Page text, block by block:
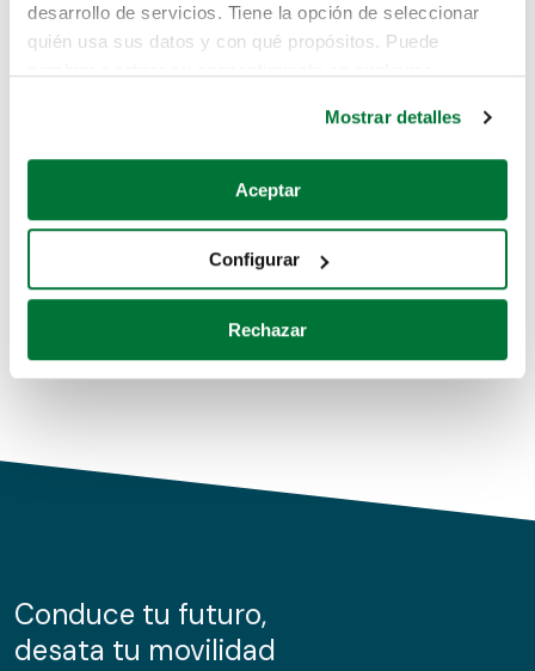
desarrollo de servicios. Tiene la opción de seleccionar
quién usa sus datos y con qué propósitos. Puede
Si lo permite, también quisiéramos:
Recopilar información sobre su ubicación geográfica
Identificar su dispositivo analizándolo activamente
para buscar características específicas (huellas
Obtenga más información sobre cómo se procesan sus
de cookies.
información sobre el uso que haga del sitio web con
nuestros partners de redes sociales, publicidad y análisis
Mostrar detalles
Aceptar
Configurar
Rechazar
Pero puedes encontrar el coche que estás
buscando en alguno de estos enlaces:
Coches de segunda mano
Coches de km0
Conduce tu futuro,
desata tu movilidad